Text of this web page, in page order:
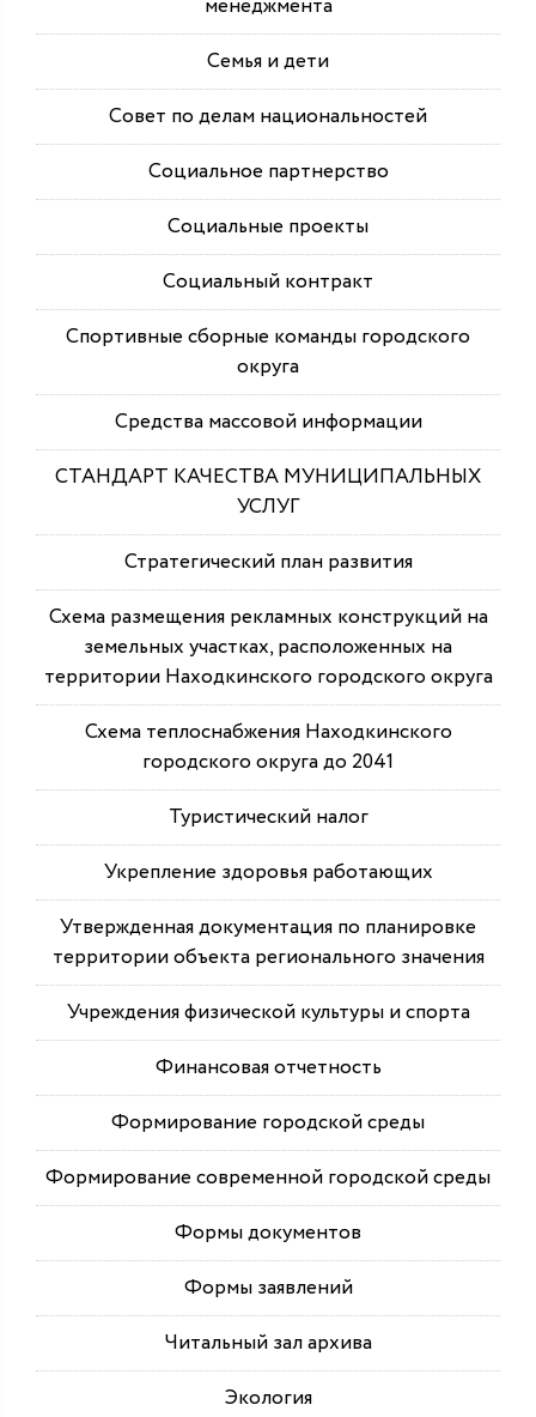
менеджмента
Семья и дети
Совет по делам национальностей
Социальное партнерство
Социальные проекты
Социальный контракт
Спортивные сборные команды городского
округа
Средства массовой информации
СТАНДАРТ КАЧЕСТВА МУНИЦИПАЛЬНЫХ
УСЛУГ
Стратегический план развития
Схема размещения рекламных конструкций на
земельных участках, расположенных на
территории Находкинского городского округа
Схема теплоснабжения Находкинского
городского округа до 2041
Туристический налог
Укрепление здоровья работающих
Утвержденная документация по планировке
территории объекта регионального значения
Учреждения физической культуры и спорта
Финансовая отчетность
Формирование городской среды
Формирование современной городской среды
Формы документов
Формы заявлений
Читальный зал архива
Экология